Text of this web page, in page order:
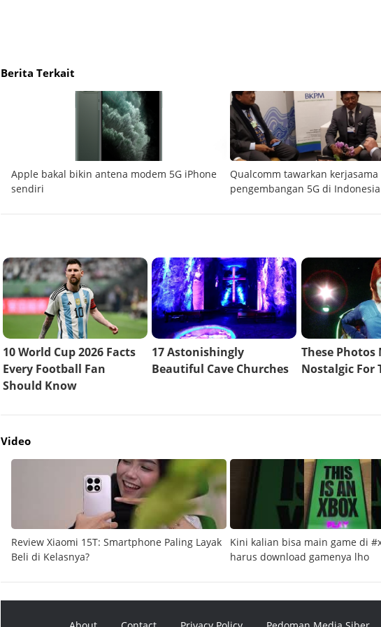
Berita Terkait
Apple bakal bikin antena modem 5G iPhone
sendiri
Qualcomm tawarkan kerjasama
pengembangan 5G di Indonesia
Video
Review Xiaomi 15T: Smartphone Paling Layak
Beli di Kelasnya?
Kini kalian bisa main game di
harus download gamenya lho